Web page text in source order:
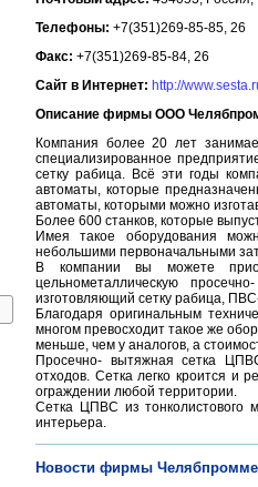
Телефоны: +7(351)269-85-85, 26
Факс: +7(351)269-85-84, 26
Сайт в Интернет: http://
Описание фирмы ООО
Компания более 20 лет
специализированное
сетку рабица. Всё эти годы
автоматы, которые
автоматы, которыми можно
Более 600 станков, которые
Имея такое оборудования
небольшими первоначальными
В компании вы можете
цельнометаллическую
изготовляющий сетку рабица,
Благодаря оригинальным
многом превосходит такое же
меньше, чем у аналогов, а
Просечно- вытяжная сетка
отходов. Сетка легко кроится и
ограждении любой территории.
Сетка ЦПВС из тонколистового
интерьера.
Новости фирмы